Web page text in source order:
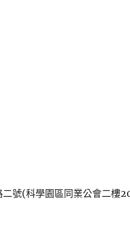
號(科學園區同業公會二樓